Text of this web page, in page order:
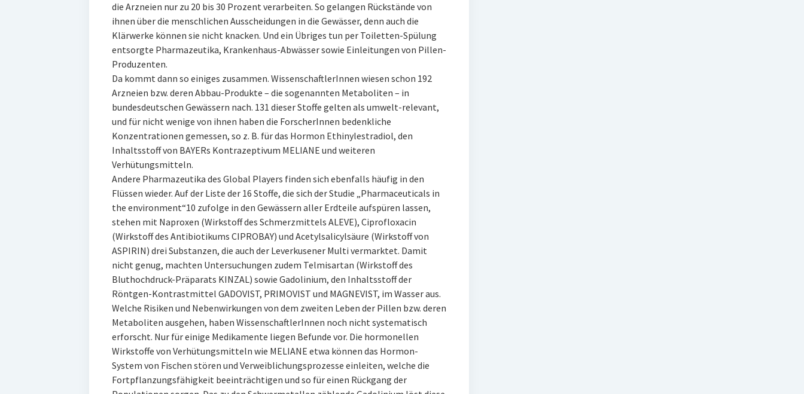
die Arzneien nur zu 20 bis 30 Prozent verarbeiten. So gelangen Rückstände von
ihnen über die menschlichen Ausscheidungen in die Gewässer, denn auch die
Klärwerke können sie nicht knacken. Und ein Übriges tun per Toiletten-Spülung
entsorgte Pharmazeutika, Krankenhaus-Abwässer sowie Einleitungen von Pillen-
Produzenten.
Da kommt dann so einiges zusammen. WissenschaftlerInnen wiesen schon 192
Arzneien bzw. deren Abbau-Produkte – die sogenannten Metaboliten – in
bundesdeutschen Gewässern nach. 131 dieser Stoffe gelten als umwelt-relevant,
und für nicht wenige von ihnen haben die ForscherInnen bedenkliche
Konzentrationen gemessen, so z. B. für das Hormon Ethinylestradiol, den
Inhaltsstoff von BAYERs Kontrazeptivum MELIANE und weiteren
Verhütungsmitteln.
Andere Pharmazeutika des Global Players finden sich ebenfalls häufig in den
Flüssen wieder. Auf der Liste der 16 Stoffe, die sich der Studie „Pharmaceuticals in
the environment“10 zufolge in den Gewässern aller Erdteile aufspüren lassen,
stehen mit Naproxen (Wirkstoff des Schmerzmittels ALEVE), Ciprofloxacin
(Wirkstoff des Antibiotikums CIPROBAY) und Acetylsalicylsäure (Wirkstoff von
ASPIRIN) drei Substanzen, die auch der Leverkusener Multi vermarktet. Damit
nicht genug, machten Untersuchungen zudem Telmisartan (Wirkstoff des
Bluthochdruck-Präparats KINZAL) sowie Gadolinium, den Inhaltsstoff der
Röntgen-Kontrastmittel GADOVIST, PRIMOVIST und MAGNEVIST, im Wasser aus.
Welche Risiken und Nebenwirkungen von dem zweiten Leben der Pillen bzw. deren
Metaboliten ausgehen, haben WissenschaftlerInnen noch nicht systematisch
erforscht. Nur für einige Medikamente liegen Befunde vor. Die hormonellen
Wirkstoffe von Verhütungsmitteln wie MELIANE etwa können das Hormon-
System von Fischen stören und Verweiblichungsprozesse einleiten, welche die
Fortpflanzungsfähigkeit beeinträchtigen und so für einen Rückgang der